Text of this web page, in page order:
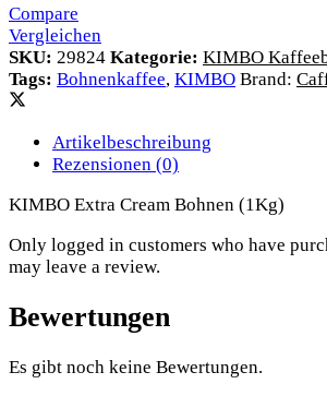
Compare
Vergleichen
SKU: 29824 Kategorie: KIMBO
Tags: Bohnenkaffee, KIMBO Brand:
Artikelbeschreibung
Rezensionen (0)
KIMBO Extra Cream Bohnen (1Kg)
Only logged in customers who have
may leave a review.
Bewertungen
Es gibt noch keine Bewertungen.